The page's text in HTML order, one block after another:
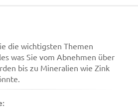
die wichtigsten Themen
was Sie vom Abnehmen über
bis zu Mineralien wie Zink